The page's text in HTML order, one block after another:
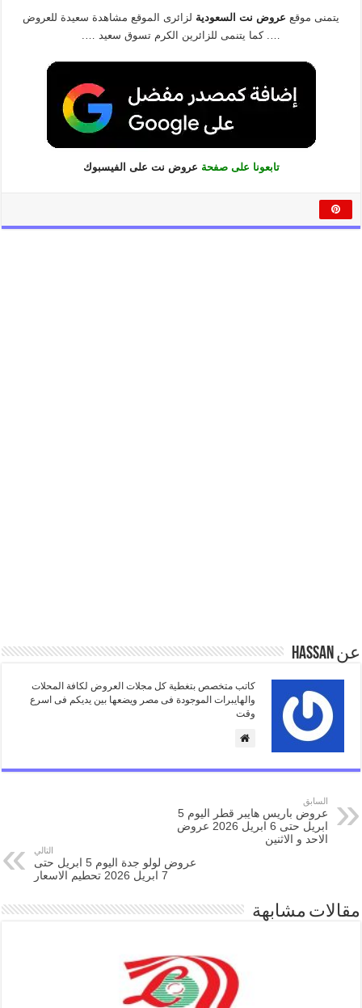
يتمنى موقع عروض نت السعوديةلزائرى الموقع مشاهدة سعيدة للعروض
…. كما يتنمى للزائرين الكرم تسوق سعيد ….
تابعونا على صفحة عروض نت على الفيسبوك
عن Hassan
كاتب متخصص بتغطية كل مجلات العروض لكافة المحلات
والهايبرات الموجودة فى مصر ويضعها بين يديكم فى اسرع
وقت
السابق
عروض باريس هايبر قطر اليوم 5
ابريل حتى 6 ابريل 2026 عروض
الاحد و الاثنين
التالي
عروض لولو جدة اليوم 5 ابريل حتى
7 ابريل 2026 تحطيم الاسعار
مقالات مشابهة